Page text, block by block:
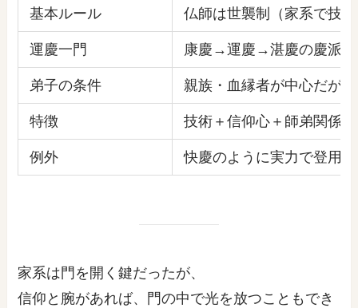
基本ルール 仏師は世襲制（家系で技
運慶一門 康慶→運慶→湛慶の慶派（
弟子の条件 親族・血縁者が中心だが
特徴 技術＋信仰心＋師弟関係
例外 快慶のように実力で登用
家系は門を開く鍵だったが、
信仰と腕があれば、門の中で光を放つこともでき